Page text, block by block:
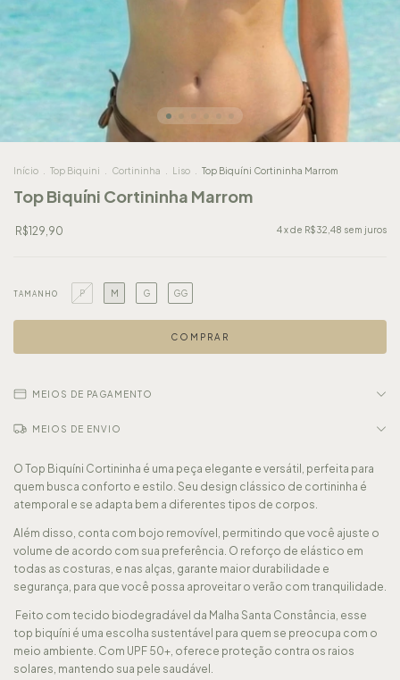
Início Top Biquini Cortininha Liso Top Biquíni Cortininha Marrom
Top Biquíni Cortininha Marrom
R$129,90 4x de R$32,48 sem juros
TAMANHO P M G GG
MEIOS DE PAGAMENTO
MEIOS DE ENVIO
O Top Biquíni Cortininha é uma peça elegante e versátil, perfeita para
quem busca conforto e estilo. Seu design clássico de cortininha é
atemporal e se adapta bem a diferentes tipos de corpos.
Além disso, conta com bojo removível, permitindo que você ajuste o
volume de acordo com sua preferência. O reforço de elástico em
todas as costuras, e nas alças, garante maior durabilidade e
segurança, para que você possa aproveitar o verão com tranquilidade.
Feito com tecido biodegradável da Malha Santa Constância, esse
top biquíni é uma escolha sustentável para quem se preocupa com o
meio ambiente. Com UPF 50+, oferece proteção contra os raios
solares, mantendo sua pele saudável.